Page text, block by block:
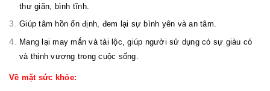
thư giãn, bình tĩnh.
Giúp tâm hồn ổn định, đem lại sự bình yên và an tâm.
Mang lại may mắn và tài lộc, giúp người sử dụng có sự giàu có
và thịnh vượng trong cuộc sống.
Về mặt sức khỏe: